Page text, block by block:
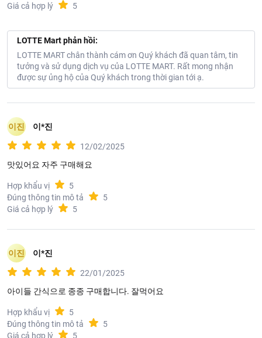
Giá cả hợp lý
5
LOTTE Mart phản hồi:
LOTTE MART chân thành cám ơn Quý khách đã quan tâm, tin
tưởng và sử dụng dịch vụ của LOTTE MART. Rất mong nhận
được sự ủng hộ của Quý khách trong thời gian tới ạ.
이진 이*진
12/02/2025
맛있어요 자주 구매해요
Hợp khẩu vị
5
Đúng thông tin mô tả
5
Giá cả hợp lý
5
이진 이*진
22/01/2025
아이들 간식으로 종종 구매합니다. 잘먹어요
Hợp khẩu vị
5
Đúng thông tin mô tả
5
Giá cả hợp lý
5